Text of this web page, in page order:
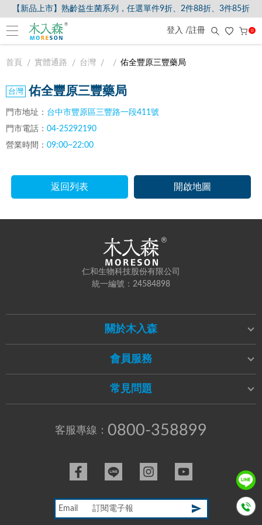
【新品上市】熟齡益生菌系列，任選單件9折、2件88折、3件85折
登入 /註冊 0
首頁 實體通路 台灣 佑全豐原三豐藥局
佑全豐原三豐藥局
門市地址： 台中市豐原區三豐路一段411號
門市電話： 04-25292190
營業時間： 09:00~22:00
返回列表 開啟地圖
仁和生物科技股份有限公司
統一編號：24584898
關於木入森
會員服務
常見問題
客服專線： 0800-358899
Email